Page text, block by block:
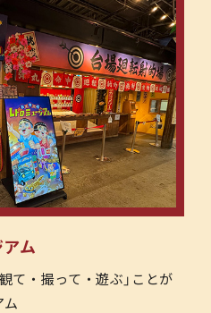
ム
て・撮って・遊ぶ」ことが
ム